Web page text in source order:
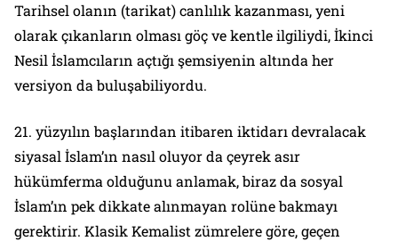
Tarihsel olanın (tarikat) canlılık kazanması, yeni
olarak çıkanların olması göç ve kentle ilgiliydi, İkinci
Nesil İslamcıların açtığı şemsiyenin altında her
versiyon da buluşabiliyordu.
21. yüzyılın başlarından itibaren iktidarı devralacak
siyasal İslam’ın nasıl oluyor da çeyrek asır
hükümferma olduğunu anlamak, biraz da sosyal
İslam’ın pek dikkate alınmayan rolüne bakmayı
gerektirir. Klasik Kemalist zümrelere göre, geçen